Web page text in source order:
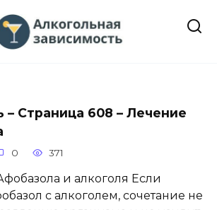
– Страница 608 – Лечение
0 371
и алкоголя Если
с алкоголем, сочетание не